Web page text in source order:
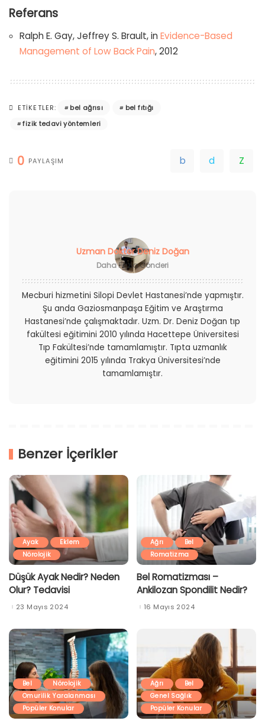
Referans
Ralph E. Gay, Jeffrey S. Brault, in Evidence-Based
Management of Low Back Pain, 2012
ETIKETLER: bel ağrısı
bel fıtığı
fizik tedavi yöntemleri
0 PAYLAŞIM
Uzman Doktor Deniz Doğan
Daha Fazla Gönderi
Mecburi hizmetini Silopi Devlet Hastanesi’nde yapmıştır.
Şu anda Gaziosmanpaşa Eğitim ve Araştırma
Hastanesi’nde çalışmaktadır. Uzm. Dr. Deniz Doğan tıp
fakültesi eğitimini 2010 yılında Hacettepe Üniversitesi
Tıp Fakültesi’nde tamamlamıştır. Tıpta uzmanlık
eğitimini 2015 yılında Trakya Üniversitesi’nde
tamamlamıştır.
Benzer İçerikler
Ayak
Eklem
Nörolojik
Düşük Ayak Nedir? Neden
Olur? Tedavisi
23 Mayıs 2024
Ağrı
Bel
Romatizma
Bel Romatizması –
Ankilozan Spondilit Nedir?
16 Mayıs 2024
Bel
Nörolojik
Omurilik Yaralanması
Popüler Konular
Ağrı
Bel
Genel Sağlık
Popüler Konular